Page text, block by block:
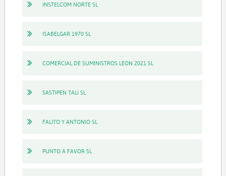
INSTELCOM NORTE SL
ISABELGAR 1970 SL
COMERCIAL DE SUMINISTROS LEON 2021 SL
SASTIPEN TALI SL
FALITO Y ANTONIO SL
PUNTO A FAVOR SL